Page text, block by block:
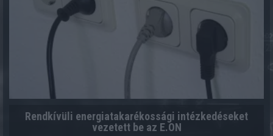
Rendkívüli energiatakarékossági intézkedéseket
vezetett be az E.ON